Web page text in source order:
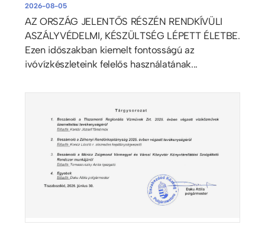
2026-08-05
AZ ORSZÁG JELENTŐS RÉSZÉN RENDKÍVÜLI
ASZÁLYVÉDELMI, KÉSZÜLTSÉG LÉPETT ÉLETBE.
Ezen időszakban kiemelt fontosságú az
ivóvízkészleteink felelős használatának...